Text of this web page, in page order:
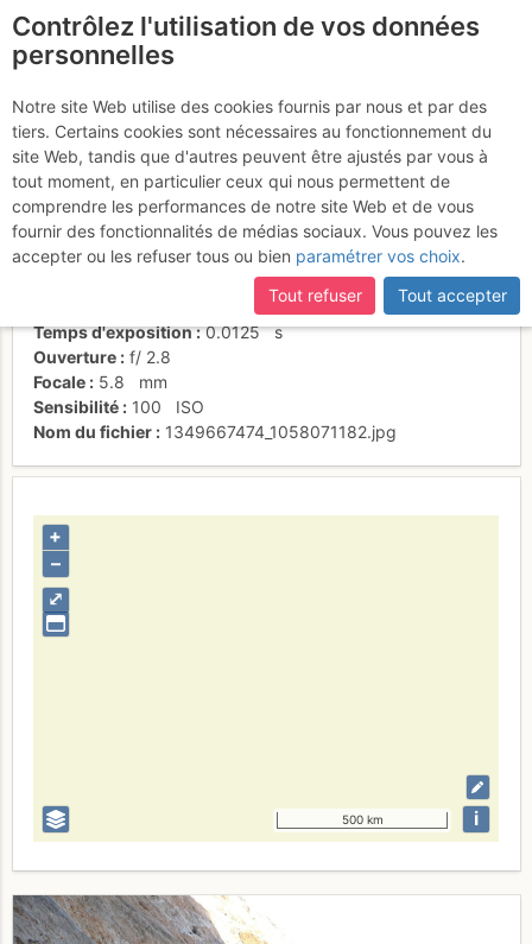
La renfougne de L2
Activités
Date/heure
7 oct. 2012 11:34
Contributeur
Olive 65.
individuel (CC by-nc-nd)
Panasonic DMC-FX12
Temps d'exposition
0.0125 s
Ouverture
f/ 2.8
Focale
5.8
mm
Sensibilité
100
ISO
Nom du fichier
1349667474_1058071182.jpg
⤢
+
–
500 km i
Contrôlez l'utilisation de vos données
personnelles
Notre site Web utilise des cookies fournis par nous et par des
tiers. Certains cookies sont nécessaires au fonctionnement du
site Web, tandis que d'autres peuvent être ajustés par vous à
tout moment, en particulier ceux qui nous permettent de
comprendre les performances de notre site Web et de vous
fournir des fonctionnalités de médias sociaux. Vous pouvez les
accepter ou les refuser tous ou bien paramétrer vos choix.
Tout refuser
Tout accepter